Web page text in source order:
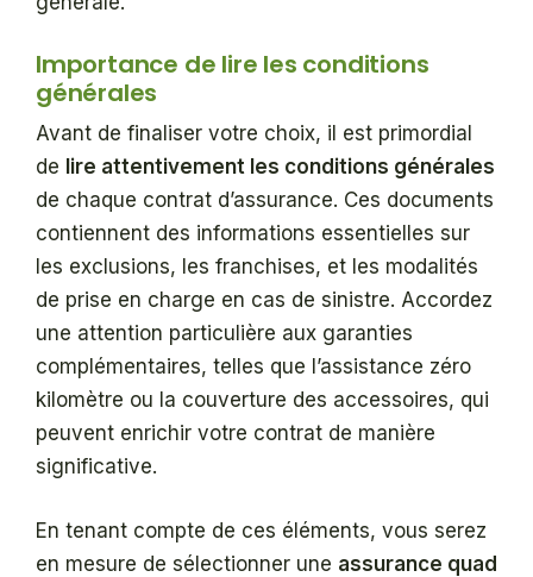
Importance de lire les conditions
générales
Avant de finaliser votre choix, il est primordial
de lire attentivement les conditions générales
de chaque contrat d’assurance. Ces documents
contiennent des informations essentielles sur
les exclusions, les franchises, et les modalités
de prise en charge en cas de sinistre. Accordez
une attention particulière aux garanties
complémentaires, telles que l’assistance zéro
kilomètre ou la couverture des accessoires, qui
peuvent enrichir votre contrat de manière
significative.
En tenant compte de ces éléments, vous serez
en mesure de sélectionner une assurance quad